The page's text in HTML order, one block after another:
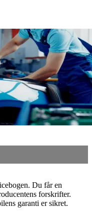
Du får en
forskrifter.
garanti er sikret.